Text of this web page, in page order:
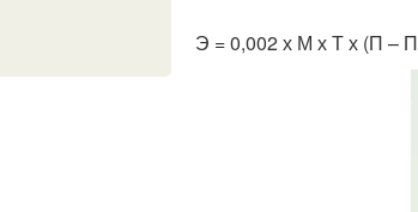
Э = 0,002 х М х Т х (П –